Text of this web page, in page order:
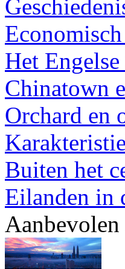
Het
Chinatown
Orchard en
Buiten het
Eilanden in